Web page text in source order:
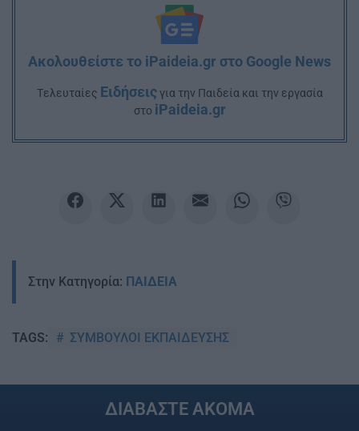
Ακολουθείστε το iPaideia.gr στο Google News
Tελευταίες Ειδήσειςγια την Παιδεία και την εργασία
στο iPaideia.gr
Στην Κατηγορία: ΠΑΙΔΕΙΑ
TAGS: ΣΥΜΒΟΥΛΟΙ ΕΚΠΑΙΔΕΥΣΗΣ
ΔΙΑΒΑΣΤΕ ΑΚΟΜΑ